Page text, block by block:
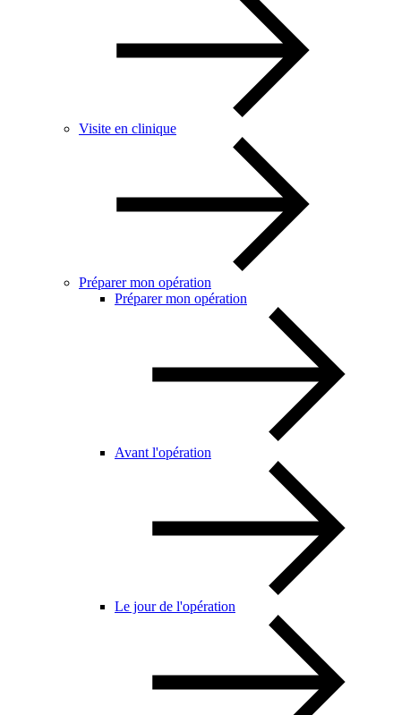
Visite en clinique
Préparer mon opération
Préparer mon opération
Avant l'opération
Le jour de l'opération